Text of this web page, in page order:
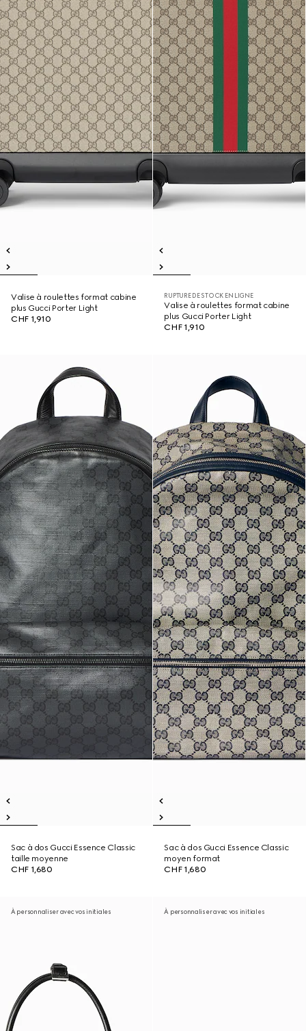
Valise à roulettes format cabine
plus Gucci Porter Light
CHF 1,910
RUPTURE DE STOCK EN LIGNE
Valise à roulettes format cabine
plus Gucci Porter Light
CHF 1,910
Sac à dos Gucci Essence Classic
taille moyenne
CHF 1,680
Sac à dos Gucci Essence Classic
moyen format
CHF 1,680
À personnaliser avec vos initiales À personnaliser avec vos initiales